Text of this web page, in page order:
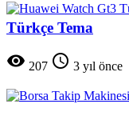
Türkçe Tema
 207  3 yıl önce